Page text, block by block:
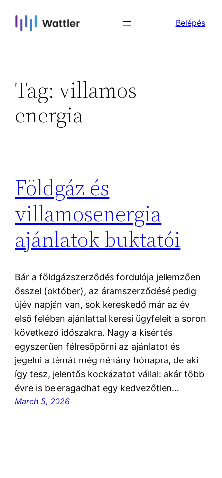
Belépés
Tag: villamos
energia
Földgáz és
villamosenergia
ajánlatok buktatói
Bár a földgázszerződés fordulója jellemzően
ősszel (október), az áramszerződésé pedig
újév napján van, sok kereskedő már az év
első felében ajánlattal keresi ügyfeleit a soron
következő időszakra. Nagy a kísértés
egyszerűen félresöpörni az ajánlatot és
jegelni a témát még néhány hónapra, de aki
így tesz, jelentős kockázatot vállal: akár több
évre is beleragadhat egy kedvezőtlen…
March 5, 2026